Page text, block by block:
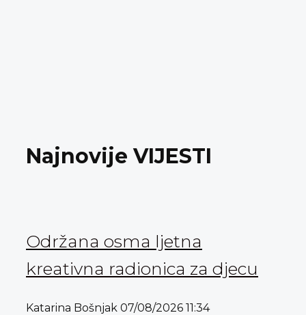
Najnovije VIJESTI
Održana osma ljetna
kreativna radionica za djecu
Katarina Bošnjak 07/08/2026 11:34